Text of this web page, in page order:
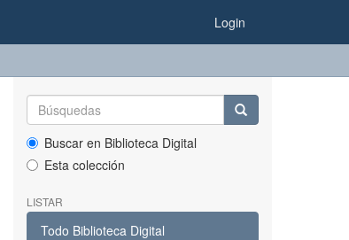
Login
Buscar en Biblioteca Digital
Esta colección
LISTAR
Todo Biblioteca Digital